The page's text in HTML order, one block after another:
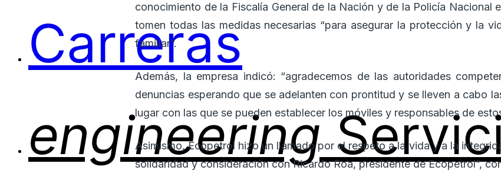
Carreras
engineering
conocimiento de la Fiscalía General de la Nación y de la Policía Nacional
tomen todas las medidas necesarias “para asegurar la protección y la
familiar”.
Además, la empresa indicó: “agradecemos de las autoridades
denuncias esperando que se adelanten con prontitud y se lleven a cabo
lugar con las que se pueden establecer los móviles y responsables de
Asimismo, Ecopetrol hizo un llamado por el respeto a la vida y a la
solidaridad y consideración con Ricardo Roa, presidente de Ecopetrol”,